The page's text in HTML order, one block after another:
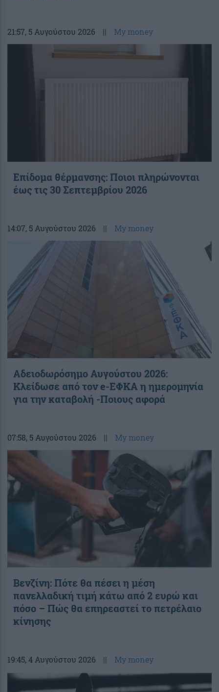
21:57, 5 Αυγούστου 2026 || My money
Επίδομα θέρμανσης: Ποιοι πληρώνονται
έως τις 30 Σεπτεμβρίου 2026
14:07, 5 Αυγούστου 2026 || My money
Αδειοδωρόσημο Αυγούστου 2026:
Κλείδωσε από τον e-ΕΦΚΑ η ημερομηνία
για την καταβολή -Ποιους αφορά
07:58, 5 Αυγούστου 2026 || My money
Βενζίνη: Πότε θα πέσει η μέση
πανελλαδική τιμή κάτω από 2 ευρώ και
πόσο – Πώς θα επηρεαστεί το πετρέλαιο
κίνησης
19:45, 4 Αυγούστου 2026 || My money